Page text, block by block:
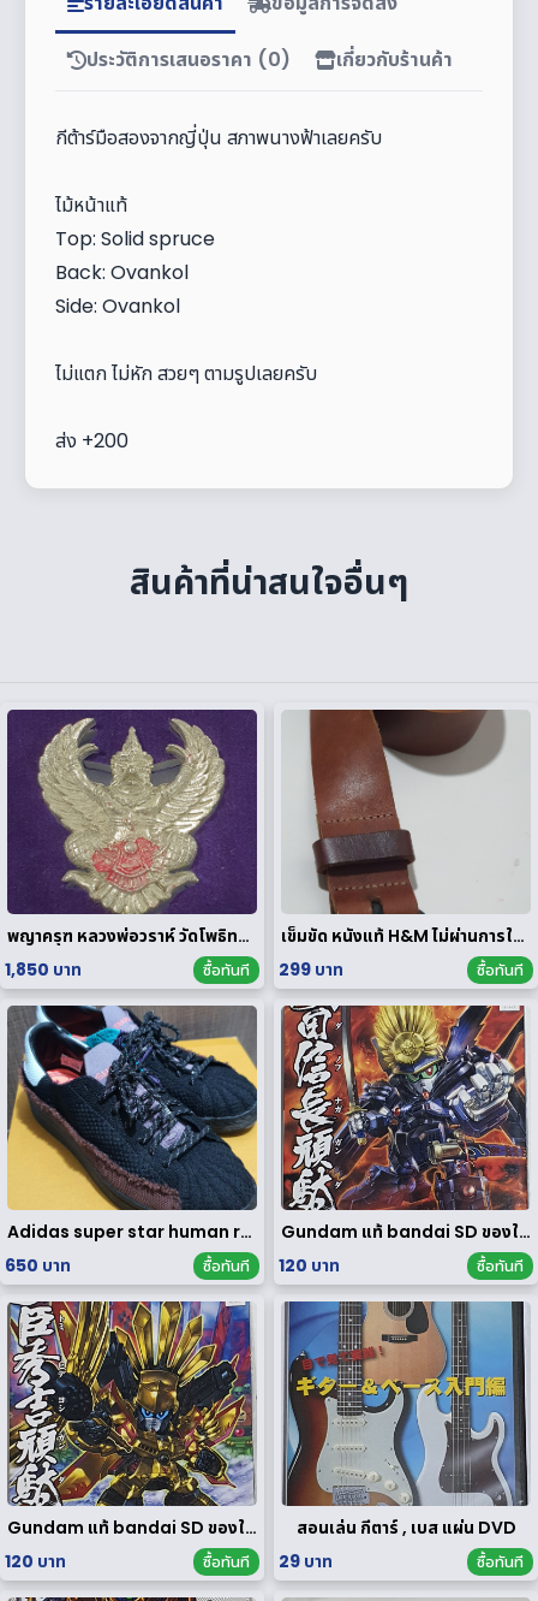
ประวัติการเสนอราคา (0) เกี่ยวกับร้านค้า
กีต้าร์มือสองจากญี่ปุ่น สภาพนางฟ้าเลยครับ
ไม้หน้าแท้
Top: Solid spruce
Back: Ovankol
Side: Ovankol
ไม่แตก ไม่หัก สวยๆ ตามรูปเลยครับ
ส่ง +200
สินค้าที่น่าสนใจอื่นๆ
พญาครุฑ หลวงพ่อวราห์ วัดโพธิทอง มหาบารมี2 เนื้อสัมฤทธิ์เงิน
1,850 บาท
ซื้อทันที
เข็มขัด หนังแท้ H&M ไม่ผ่านการใช้งาน
299 บาท
ซื้อทันที
Adidas super star human race limited edition
650 บาท
ซื้อทันที
Gundam แท้ bandai SD ของใหม่
120 บาท
ซื้อทันที
Gundam แท้ bandai SD ของใหม่
120 บาท
ซื้อทันที
สอนเล่น กีตาร์ , เบส แผ่น DVD
29 บาท
ซื้อทันที